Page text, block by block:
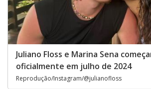
Juliano Floss e Marina Sena
oficialmente em julho de 2024
Reprodução/Instagram/@julianofloss